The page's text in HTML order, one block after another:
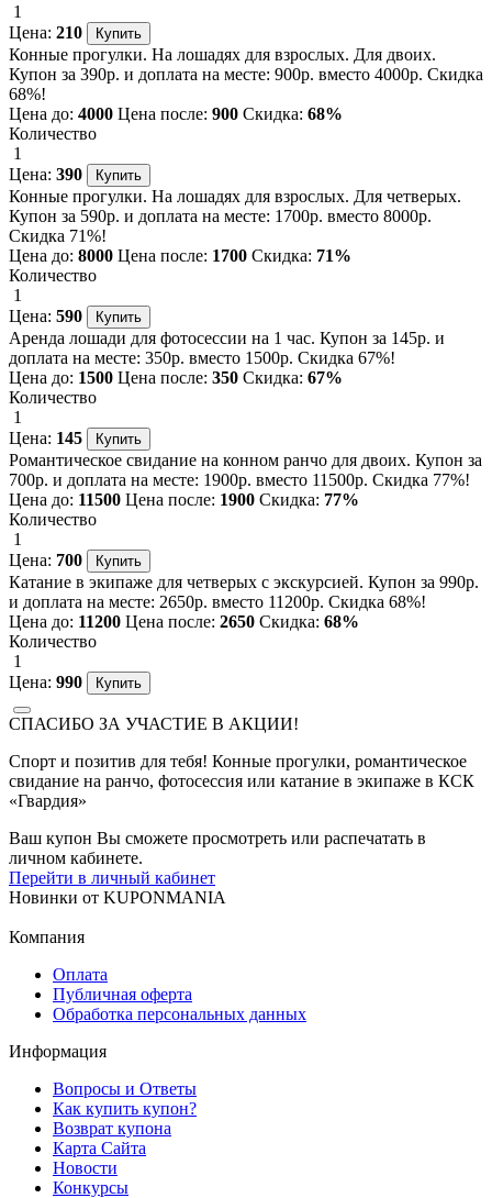
1
Цена: 210
Конные прогулки. На лошадях для взрослых. Для двоих.
Купон за 390р. и доплата на месте: 900р. вместо 4000р. Скидка
68%!
Цена до: 4000 Цена после: 900 Скидка: 68%
Количество
1
Цена: 390
Конные прогулки. На лошадях для взрослых. Для четверых.
Купон за 590р. и доплата на месте: 1700р. вместо 8000р.
Скидка 71%!
Цена до: 8000 Цена после: 1700 Скидка: 71%
Количество
1
Цена: 590
Аренда лошади для фотосессии на 1 час. Купон за 145р. и
доплата на месте: 350р. вместо 1500р. Скидка 67%!
Цена до: 1500 Цена после: 350 Скидка: 67%
Количество
1
Цена: 145
Романтическое свидание на конном ранчо для двоих. Купон за
700р. и доплата на месте: 1900р. вместо 11500р. Скидка 77%!
Цена до: 11500 Цена после: 1900 Скидка: 77%
Количество
1
Цена: 700
Катание в экипаже для четверых с экскурсией. Купон за 990р.
и доплата на месте: 2650р. вместо 11200р. Скидка 68%!
Цена до: 11200 Цена после: 2650 Скидка: 68%
Количество
1
Цена: 990
СПАСИБО ЗА УЧАСТИЕ В АКЦИИ!
Спорт и позитив для тебя! Конные прогулки, романтическое
свидание на ранчо, фотосессия или катание в экипаже в КСК
«Гвардия»
Ваш купон Вы сможете просмотреть или распечатать в
личном кабинете.
Перейти в личный кабинет
Новинки от KUPONMANIA
Компания
Оплата
Публичная оферта
Обработка персональных данных
Информация
Вопросы и Ответы
Как купить купон?
Возврат купона
Карта Сайта
Новости
Конкурсы